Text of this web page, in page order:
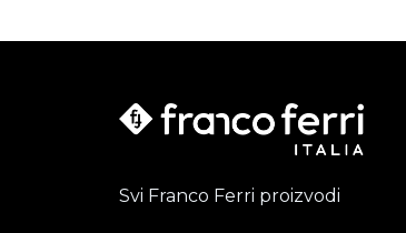
Svi Franco Ferri proizvodi